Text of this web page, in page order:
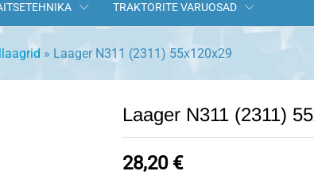
TRAKTORITE VARUOSAD
» Laager N311 (2311) 55x120x29
Laager N311 (2311)
28,20 €